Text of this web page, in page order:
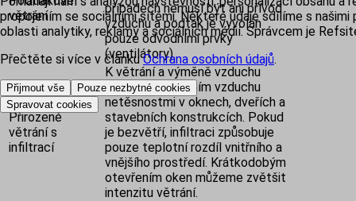
větrání
případech nemusí být ani přívod
vzduchu a podtak je vyvolán
pouze odvodními prvky
(ventilátory).
Přirozené
větrání s
infiltrací
K větrání a výměně vzduchu
dochází pronikáním vzduchu
netěsnostmi v oknech, dveřích a
stavebních konstrukcích. Pokud
je bezvětří, infiltraci způsobuje
pouze teplotní rozdíl vnitřního a
vnějšího prostředí. Krátkodobým
otevřením oken můžeme zvětšit
intenzitu větrání.
propojením se sociálními sítěmi. Některé údaje sdílíme s našimi
oblasti analytiky, reklamy a sociálních médií. Správcem je
Přečtěte si více v článku Ochrana osobních údajů.
Přijmout vše
Pouze nezbytné cookies
Spravovat cookies